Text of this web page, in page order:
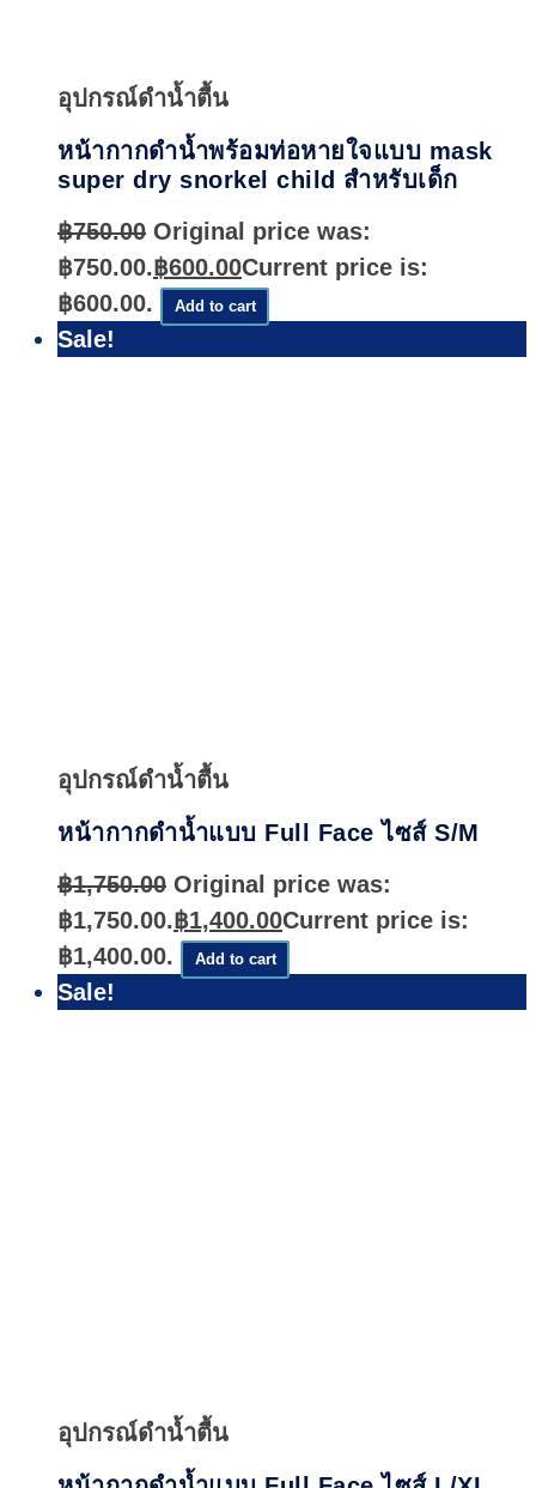
อุปกรณ์ดำน้ำตื้น
หน้ากากดำน้ำพร้อมท่อหายใจแบบ mask
super dry snorkel child สำหรับเด็ก
฿750.00 Original price was:
฿750.00.฿600.00Current price is:
฿600.00.
Add to cart
Sale!
อุปกรณ์ดำน้ำตื้น
หน้ากากดำน้ำแบบ Full Face ไซส์ S/M
฿1,750.00 Original price was:
฿1,750.00.฿1,400.00Current price is:
฿1,400.00.
Add to cart
Sale!
อุปกรณ์ดำน้ำตื้น